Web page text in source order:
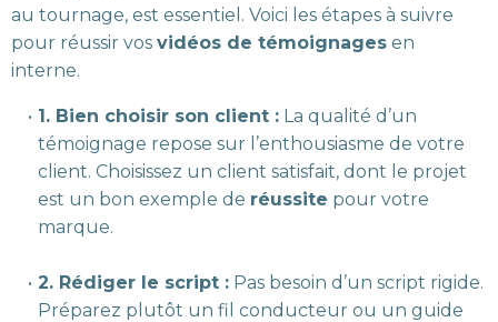
au tournage, est essentiel. Voici les étapes à suivre
pour réussir vos vidéos de témoignages en
interne.
1. Bien choisir son client :La qualité d’un
témoignage repose sur l’enthousiasme de votre
client. Choisissez un client satisfait, dont le projet
est un bon exemple de réussite pour votre
marque.
2. Rédiger le script :Pas besoin d’un script rigide.
Préparez plutôt un fil conducteur ou un guide